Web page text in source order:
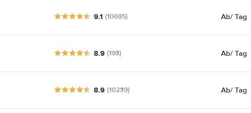
9.1 (10695) Ab/ Tag
8.9 (193) Ab/ Tag
8.9 (10239) Ab/ Tag